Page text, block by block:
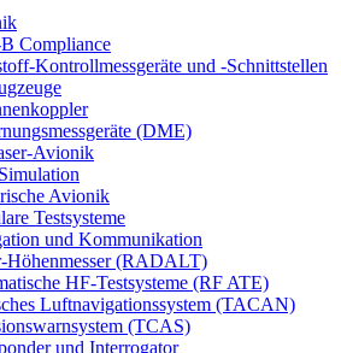
Compliance
Kontrollmessgeräte und -Schnittstellen
(DME)
Avionik
Avionik
Testsysteme
und Kommunikation
Höhenmesser (RADALT)
HF-Testsysteme (RF ATE)
Luftnavigationssystem (TACAN)
(TCAS)
und Interrogator